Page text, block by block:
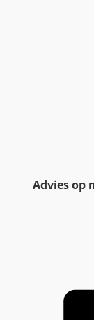
Advies op